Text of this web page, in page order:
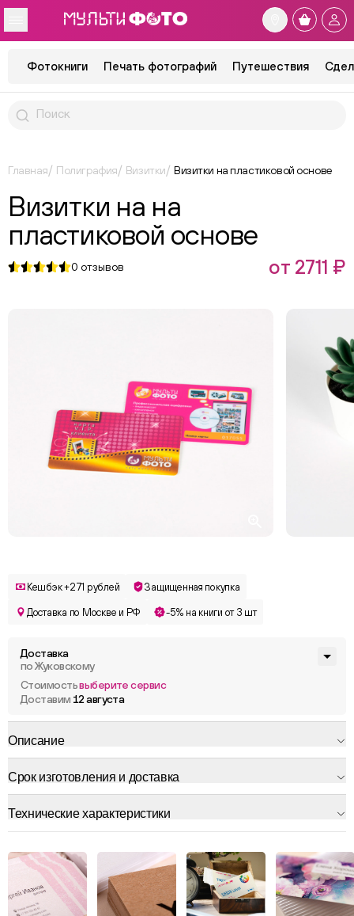
Фотокниги Печать фотографий Путешествия
Главная Полиграфия Визитки Визитки на пластиковой основе
Визитки на на
пластиковой основе
0 отзывов от 2711 ₽
Кешбэк +271 рублей Защищенная покупка
Доставка по Москве и РФ -5% на книги от 3 шт
Доставка
по Жуковскому
Стоимостьвыберите сервис
Доставим 12 августа
Описание
Срок изготовления и доставка
Технические характеристики